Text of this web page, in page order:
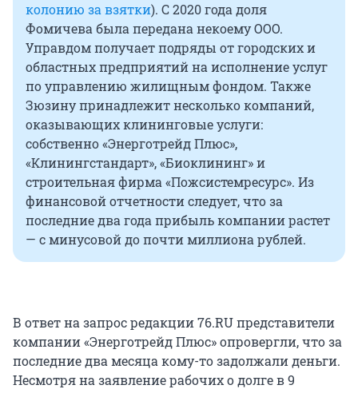
колонию за взятки). С 2020 года доля
Фомичева была передана некоему ООО.
Управдом получает подряды от городских и
областных предприятий на исполнение услуг
по управлению жилищным фондом. Также
Зюзину принадлежит несколько компаний,
оказывающих клининговые услуги:
собственно «Энерготрейд Плюс»,
«Клинингстандарт», «Биоклининг» и
строительная фирма «Пожсистемресурс». Из
финансовой отчетности следует, что за
последние два года прибыль компании растет
— с минусовой до почти миллиона рублей.
В ответ на запрос редакции 76.RU представители
компании «Энерготрейд Плюс» опровергли, что за
последние два месяца кому-то задолжали деньги.
Несмотря на заявление рабочих о долге в 9